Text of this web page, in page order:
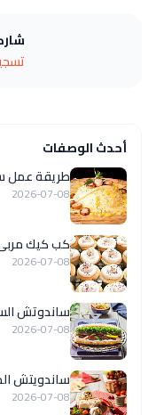
أحدث الوصفات
طريقة عمل
2026-07-08
كب كيك
2026-07-08
ساندوتش
2026-07-08
ساندويتش
2026-07-08